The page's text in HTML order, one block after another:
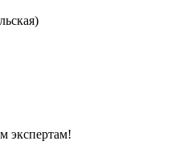
экспертам!